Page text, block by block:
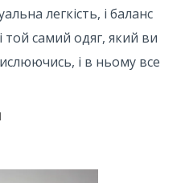
легкість, і баланс
той самий одяг, який ви
і в ньому все